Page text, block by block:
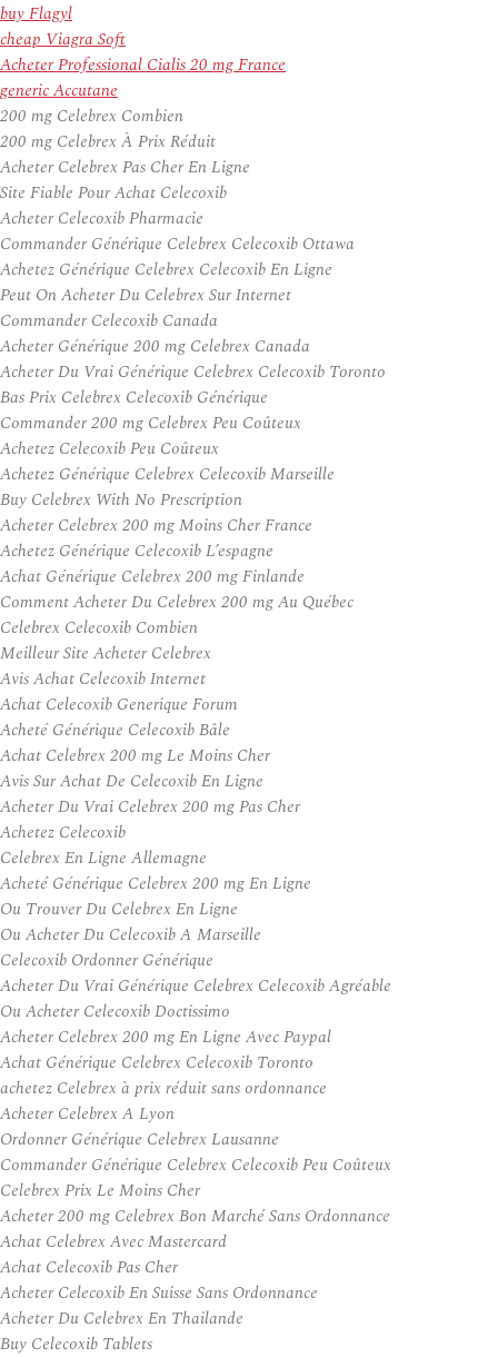
buy Flagyl
cheap Viagra Soft
Acheter Professional Cialis 20 mg France
generic Accutane
200 mg Celebrex Combien
200 mg Celebrex À Prix Réduit
Acheter Celebrex Pas Cher En Ligne
Site Fiable Pour Achat Celecoxib
Acheter Celecoxib Pharmacie
Commander Générique Celebrex Celecoxib Ottawa
Achetez Générique Celebrex Celecoxib En Ligne
Peut On Acheter Du Celebrex Sur Internet
Commander Celecoxib Canada
Acheter Générique 200 mg Celebrex Canada
Acheter Du Vrai Générique Celebrex Celecoxib Toronto
Bas Prix Celebrex Celecoxib Générique
Commander 200 mg Celebrex Peu Coûteux
Achetez Celecoxib Peu Coûteux
Achetez Générique Celebrex Celecoxib Marseille
Buy Celebrex With No Prescription
Acheter Celebrex 200 mg Moins Cher France
Achetez Générique Celecoxib L’espagne
Achat Générique Celebrex 200 mg Finlande
Comment Acheter Du Celebrex 200 mg Au Québec
Celebrex Celecoxib Combien
Meilleur Site Acheter Celebrex
Avis Achat Celecoxib Internet
Achat Celecoxib Generique Forum
Acheté Générique Celecoxib Bâle
Achat Celebrex 200 mg Le Moins Cher
Avis Sur Achat De Celecoxib En Ligne
Acheter Du Vrai Celebrex 200 mg Pas Cher
Achetez Celecoxib
Celebrex En Ligne Allemagne
Acheté Générique Celebrex 200 mg En Ligne
Ou Trouver Du Celebrex En Ligne
Ou Acheter Du Celecoxib A Marseille
Celecoxib Ordonner Générique
Acheter Du Vrai Générique Celebrex Celecoxib Agréable
Ou Acheter Celecoxib Doctissimo
Acheter Celebrex 200 mg En Ligne Avec Paypal
Achat Générique Celebrex Celecoxib Toronto
achetez Celebrex à prix réduit sans ordonnance
Acheter Celebrex A Lyon
Ordonner Générique Celebrex Lausanne
Commander Générique Celebrex Celecoxib Peu Coûteux
Celebrex Prix Le Moins Cher
Acheter 200 mg Celebrex Bon Marché Sans Ordonnance
Achat Celebrex Avec Mastercard
Achat Celecoxib Pas Cher
Acheter Celecoxib En Suisse Sans Ordonnance
Acheter Du Celebrex En Thailande
Buy Celecoxib Tablets